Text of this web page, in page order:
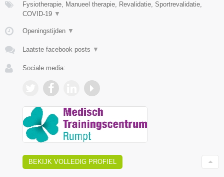
Fysiotherapie, Manueel therapie, Revalidatie, Sportrevalidatie,
COVID-19 ▼
Openingstijden ▼
Laatste facebook posts ▼
Sociale media:
BEKIJK VOLLEDIG PROFIEL